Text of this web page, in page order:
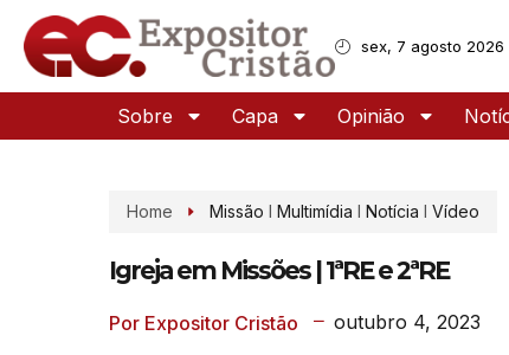
sex, 7 agosto 2026
Sobre Capa Opinião
Home Missão Multimídia Notícia Vídeo
Igreja em Missões | 1ªRE e 2ªRE
Por Expositor Cristão outubro 4, 2023